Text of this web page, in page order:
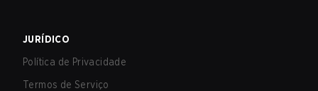
JURÍDICO
Política de Privacidade
Termos de Serviço